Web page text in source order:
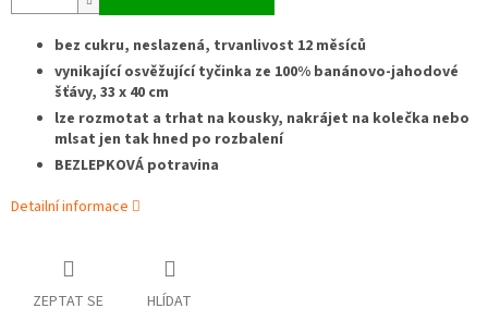
bez cukru, neslazená, trvanlivost 12 měsíců
vynikající osvěžující tyčinka ze 100% banánovo-jahodové
šťávy, 33 x 40 cm
lze rozmotat a trhat na kousky, nakrájet na kolečka nebo
mlsat jen tak hned po rozbalení
BEZLEPKOVÁ potravina
Detailní informace
ZEPTAT SE HLÍDAT